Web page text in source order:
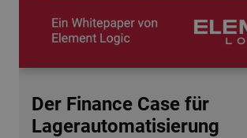
Der Finance Case für
Lagerautomatisierung